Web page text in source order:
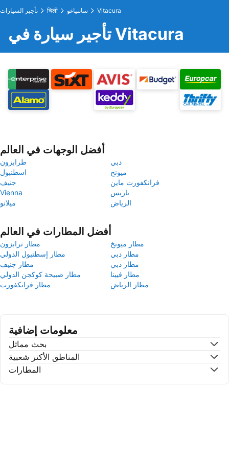
تأجير السيارات चिली سانتياغو Vitacura
تأجير سيارة في Vitacura
أفضل الوجهات في العالم
طرابزون
دبي
اسطنبول
ميونخ
جنيف
فرانكفورت ماين
Vienna
باريس
ميلانو
الرياض
أفضل المطارات في العالم
مطار ترابزون
مطار ميونخ
مطار إسطنبول الدولي
مطار دبي
مطار جنيف
مطار دبي
مطار صبيحة كوكجن الدولي
مطار فيينا
مطار فرانكفورت
مطار الرياض
معلومات إضافية
بحث مماثل
المناطق الأكتر شعبية
المطارات